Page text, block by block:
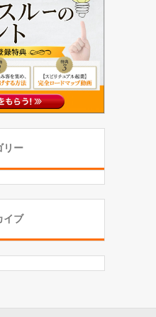
リー
イブ